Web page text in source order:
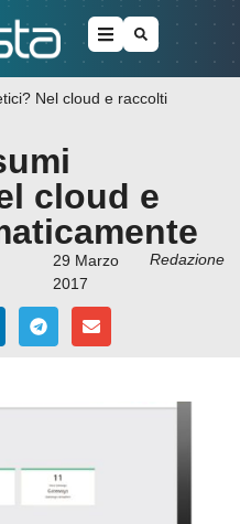
Nel cloud e raccolti
cloud e
29 Marzo
2017
Redazione